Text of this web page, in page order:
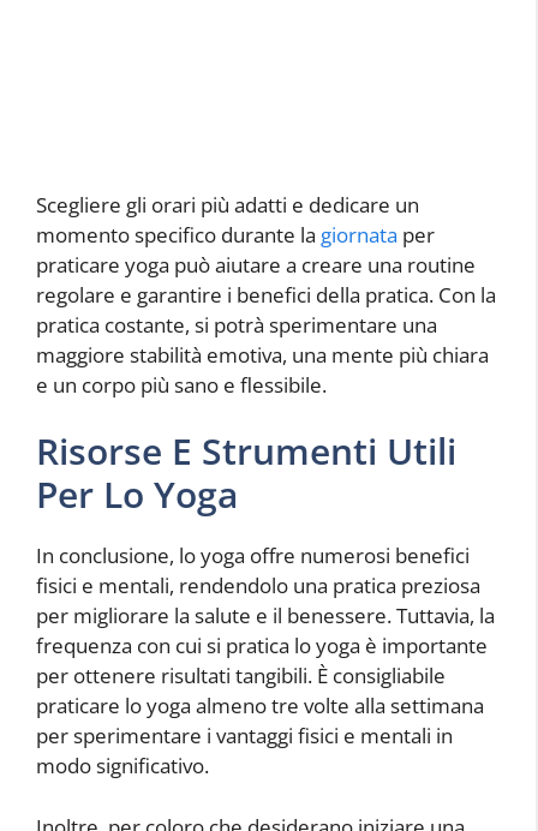
Scegliere gli orari più adatti e dedicare un
momento specifico durante la giornata per
praticare yoga può aiutare a creare una routine
regolare e garantire i benefici della pratica. Con la
pratica costante, si potrà sperimentare una
maggiore stabilità emotiva, una mente più chiara
e un corpo più sano e flessibile.
Risorse E Strumenti Utili
Per Lo Yoga
In conclusione, lo yoga offre numerosi benefici
fisici e mentali, rendendolo una pratica preziosa
per migliorare la salute e il benessere. Tuttavia, la
frequenza con cui si pratica lo yoga è importante
per ottenere risultati tangibili. È consigliabile
praticare lo yoga almeno tre volte alla settimana
per sperimentare i vantaggi fisici e mentali in
modo significativo.